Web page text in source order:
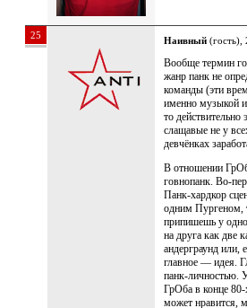
25 Наивный (гость),
Вообще термин
жанр панк не
команды (эти
именно музыкой
то
слащавые не у
девчёнках
В отношении
говнопанк. Во-
Панк-хардкор
одним Пургеном,
припишешь у
на друга как две
андерграунд или,
главное — идея.
панк-личностью.
ГрОба в конце 80-
может нравится,